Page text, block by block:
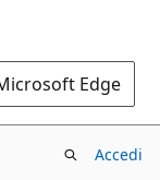
Edge
Accedi